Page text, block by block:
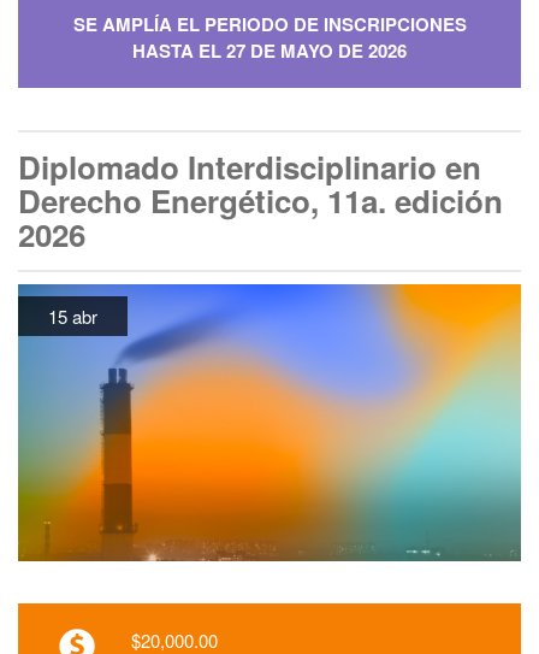
SE AMPLÍA EL PERIODO DE INSCRIPCIONES
HASTA EL 27 DE MAYO DE 2026
Diplomado Interdisciplinario en
Derecho Energético, 11a. edición
2026
15 abr
$20,000.00